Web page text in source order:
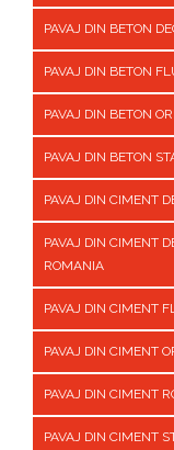
PAVAJ DIN BETON
PAVAJ DIN BETON
PAVAJ DIN BETON
PAVAJ DIN BETON
PAVAJ DIN CIMENT
PAVAJ DIN CIMENT
ROMANIA
PAVAJ DIN CIMENT
PAVAJ DIN CIMENT
PAVAJ DIN CIMENT
PAVAJ DIN CIMENT